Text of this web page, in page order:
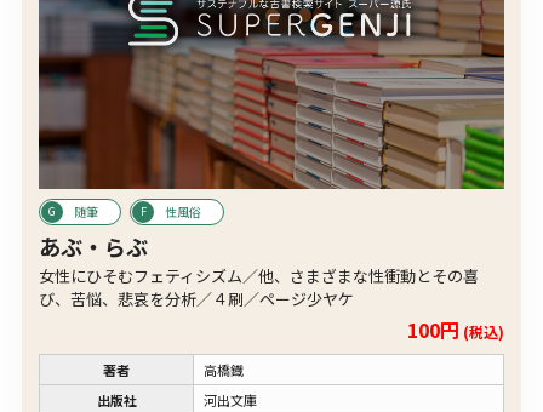
随筆 性風俗
あぶ・らぶ
女性にひそむフェティシズム／他、さまざまな性衝動とその喜
び、苦悩、悲哀を分析／４刷／ページ少ヤケ
100円 (税込)
著者
高橋鐡
出版社
河出文庫